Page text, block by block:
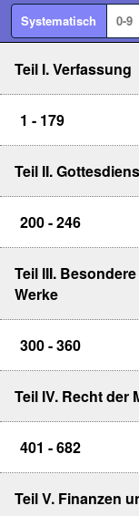
Systematisch 0-9
Teil I. Verfassung
1 - 179
Teil II.
200 - 246
Teil III.
Werke
300 - 360
Teil IV. Recht der
401 - 682
Teil V. Finanzen